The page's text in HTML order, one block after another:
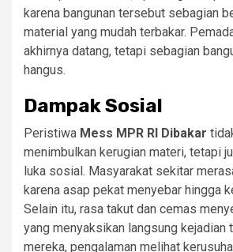
karena bangunan tersebut sebagian
material yang mudah terbakar.
akhirnya datang, tetapi sebagian
hangus.
Dampak Sosial
Peristiwa Mess MPR RI Dibakar
menimbulkan kerugian materi, tetapi
luka sosial. Masyarakat sekitar
karena asap pekat menyebar hingga
Selain itu, rasa takut dan cemas
yang menyaksikan langsung kejadian
mereka, pengalaman melihat